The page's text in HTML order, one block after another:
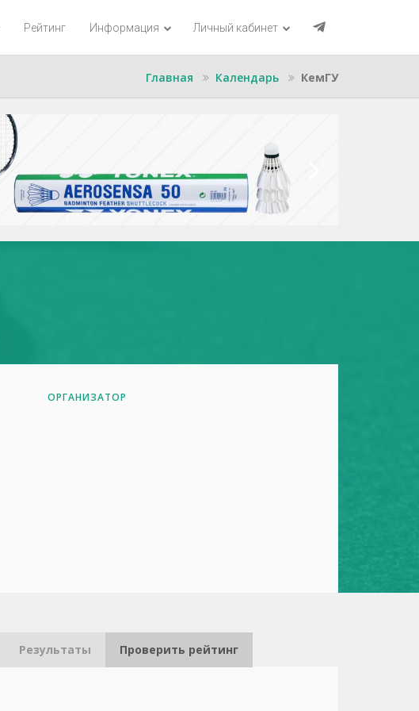
Рейтинг Информация Личный кабинет
Главная Календарь КемГУ
ОРГАНИЗАТОР
Результаты Проверить рейтинг